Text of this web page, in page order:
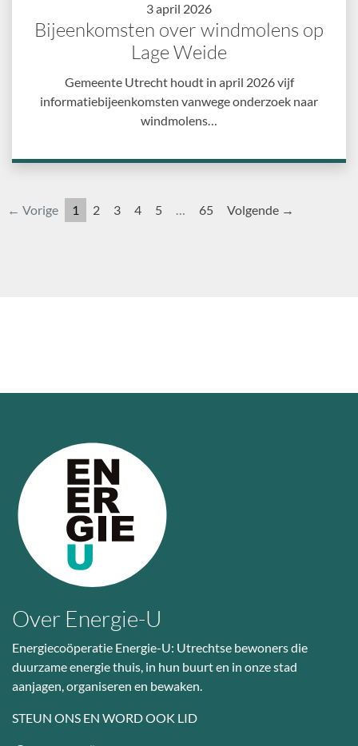
3 april 2026
Bijeenkomsten over windmolens op
Lage Weide
Gemeente Utrecht houdt in april 2026 vijf
informatiebijeenkomsten vanwege onderzoek naar
windmolens…
← Vorige 1 2 3 4 5 … 65 Volgende →
Over Energie-U
Energiecoöperatie Energie-U: Utrechtse bewoners die
duurzame energie thuis, in hun buurt en in onze stad
aanjagen, organiseren en bewaken.
STEUN ONS EN WORD OOK LID